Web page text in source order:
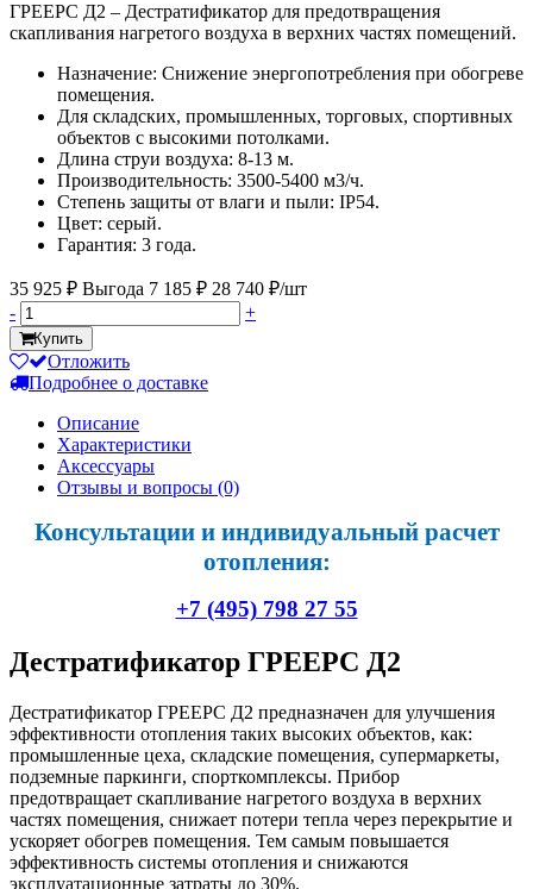
ГРЕЕРС Д2 – Дестратификатор для предотвращения
скапливания нагретого воздуха в верхних частях помещений.
Назначение: Снижение энергопотребления при обогреве
помещения.
Для складских, промышленных, торговых, спортивных
объектов с высокими потолками.
Длина струи воздуха: 8-13 м.
Производительность: 3500-5400 м3/ч.
Степень защиты от влаги и пыли: IP54.
Цвет: серый.
Гарантия: 3 года.
35 925 ₽ Выгода 7 185 ₽ 28 740 ₽/шт
-
+
Купить
Отложить
Подробнее о доставке
Описание
Характеристики
Аксессуары
Отзывы и вопросы (0)
Консультации и индивидуальный расчет
отопления:
+7 (495) 798 27 55
Дестратификатор ГРЕЕРС Д2
Дестратификатор ГРЕЕРС Д2 предназначен для улучшения
эффективности отопления таких высоких объектов, как:
промышленные цеха, складские помещения, супермаркеты,
подземные паркинги, спорткомплексы. Прибор
предотвращает скапливание нагретого воздуха в верхних
частях помещения, снижает потери тепла через перекрытие и
ускоряет обогрев помещения. Тем самым повышается
эффективность системы отопления и снижаются
эксплуатационные затраты до 30%.